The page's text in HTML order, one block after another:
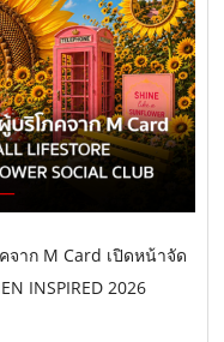
จาก M Card เปิดหน้าจัด
INSPIRED 2026